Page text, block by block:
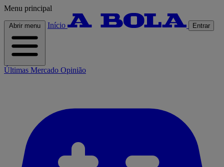
Menu principal
Abrir menu Início Entrar
Últimas Mercado Opinião